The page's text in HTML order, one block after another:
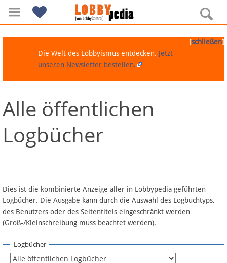
Navigation
Über Lobbypedia
Artikel nach Kategorien
FAQ
Fördermitglied werden
[schließen]
Die Welt des Lobbyismus entdecken. Jetzt
unseren Newsletter bestellen.
Alle öffentlichen
Logbücher
Dies ist die kombinierte Anzeige aller in Lobbypedia geführten
Logbücher. Die Ausgabe kann durch die Auswahl des Logbuchtyps,
des Benutzers oder des Seitentitels eingeschränkt werden
(Groß-/Kleinschreibung muss beachtet werden).
Logbücher